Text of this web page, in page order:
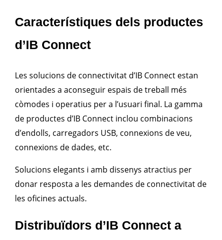
Característiques dels productes
d’IB Connect
Les solucions de connectivitat d’IB Connect estan
orientades a aconseguir espais de treball més
còmodes i operatius per a l’usuari final. La gamma
de productes d’IB Connect inclou combinacions
d’endolls, carregadors USB, connexions de veu,
connexions de dades, etc.
Solucions elegants i amb dissenys atractius per
donar resposta a les demandes de connectivitat de
les oficines actuals.
Distribuïdors d’IB Connect a